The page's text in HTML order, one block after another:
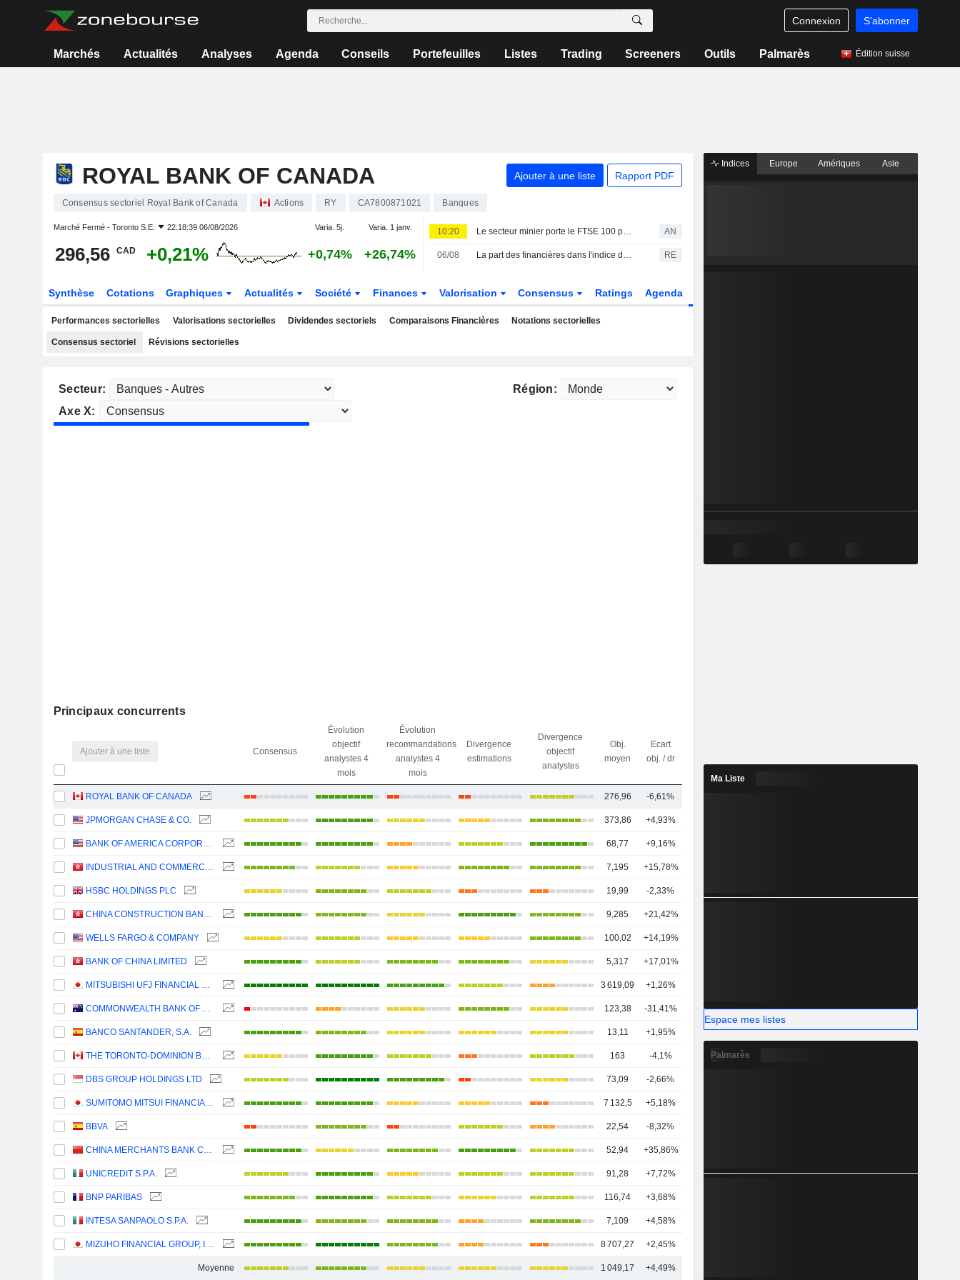
Connexion S'abonner
Marchés Actualités Analyses Agenda Conseils Portefeuilles Listes Trading Screeners Outils Palmarès Édition suisse
ROYAL BANK OF CANADA Ajouter à une liste Rapport PDF
Consensus sectoriel Royal Bank of Canada Actions RY CA7800871021 Banques
Marché Fermé - Toronto S.E. 22:18:39 06/08/2026 Varia. 5j. Varia. 1 janv.
296,56 CAD +0,21% +0,74% +26,74%
10:20 Le secteur minier porte le FTSE 100 porté par le rallye des métaux ; l'or progresse AN
06/08 La part des financières dans l'indice de Toronto atteint un sommet de 8 ans face à l'envolée des valorisations bancaires RE
Synthèse Cotations Graphiques Actualités Société Finances Valorisation Consensus Ratings Agenda
Performances sectorielles Valorisations sectorielles Dividendes sectoriels Comparaisons Financières Notations sectorielles
Consensus sectoriel Révisions sectorielles
Secteur:
Région:
Axe X:
Principaux concurrents
Ajouter à une liste Consensus
Évolution
objectif
analystes 4
mois
Évolution
recommandations
analystes 4
mois
Divergence
estimations
Divergence
objectif
analystes
Obj.
moyen
Ecart
obj. / dr
ROYAL BANK OF CANADA 276,96 -6,61%
JPMORGAN CHASE & CO. 373,86 +4,93%
BANK OF AMERICA CORPORATION 68,77 +9,16%
INDUSTRIAL AND COMMERCIAL BANK OF CHINA LIMITED 7,195 +15,78%
HSBC HOLDINGS PLC 19,99 -2,33%
CHINA CONSTRUCTION BANK CORPORATION 9,285 +21,42%
WELLS FARGO & COMPANY 100,02 +14,19%
BANK OF CHINA LIMITED 5,317 +17,01%
MITSUBISHI UFJ FINANCIAL GROUP, INC. 3 619,09 +1,26%
COMMONWEALTH BANK OF AUSTRALIA 123,38 -31,41% 14
BANCO SANTANDER, S.A. 13,11 +1,95% 20
THE TORONTO-DOMINION BANK 163 -4,1%
DBS GROUP HOLDINGS LTD 73,09 -2,66%
SUMITOMO MITSUI FINANCIAL GROUP, INC. 7 132,5 +5,18%
BBVA 22,54 -8,32%
CHINA MERCHANTS BANK CO., LTD. 52,94 +35,86%
UNICREDIT S.P.A. 91,28 +7,72% 16
BNP PARIBAS 116,74 +3,68%
INTESA SANPAOLO S.P.A. 7,109 +4,58%
MIZUHO FINANCIAL GROUP, INC. 8 707,27 +2,45%
Moyenne 1 049,17 +4,49%
Indices Europe Amériques Asie
Ma Liste
Espace mes listes
Palmarès